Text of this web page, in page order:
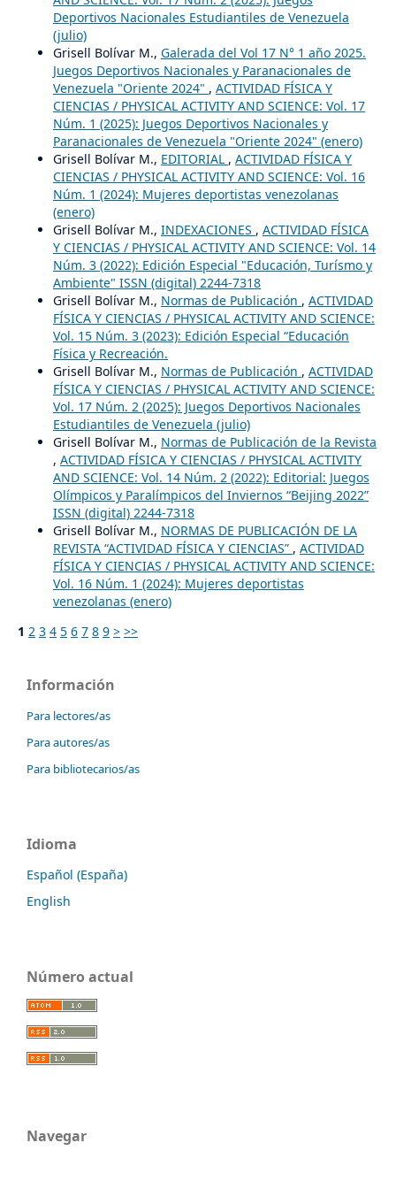
Deportivos Nacionales Estudiantiles de Venezuela
(julio)
Grisell Bolívar M., Galerada del Vol 17 N° 1 año 2025.
Juegos Deportivos Nacionales y Paranacionales de
Venezuela "Oriente 2024" , ACTIVIDAD FÍSICA Y
CIENCIAS / PHYSICAL ACTIVITY AND SCIENCE: Vol. 17
Núm. 1 (2025): Juegos Deportivos Nacionales y
Paranacionales de Venezuela "Oriente 2024" (enero)
Grisell Bolívar M., EDITORIAL , ACTIVIDAD FÍSICA Y
CIENCIAS / PHYSICAL ACTIVITY AND SCIENCE: Vol. 16
Núm. 1 (2024): Mujeres deportistas venezolanas
(enero)
Grisell Bolívar M., INDEXACIONES , ACTIVIDAD FÍSICA
Y CIENCIAS / PHYSICAL ACTIVITY AND SCIENCE: Vol. 14
Núm. 3 (2022): Edición Especial "Educación, Turísmo y
Ambiente" ISSN (digital) 2244-7318
Grisell Bolívar M., Normas de Publicación , ACTIVIDAD
FÍSICA Y CIENCIAS / PHYSICAL ACTIVITY AND SCIENCE:
Vol. 15 Núm. 3 (2023): Edición Especial “Educación
Física y Recreación.
Grisell Bolívar M., Normas de Publicación , ACTIVIDAD
FÍSICA Y CIENCIAS / PHYSICAL ACTIVITY AND SCIENCE:
Vol. 17 Núm. 2 (2025): Juegos Deportivos Nacionales
Estudiantiles de Venezuela (julio)
Grisell Bolívar M., Normas de Publicación de la Revista
, ACTIVIDAD FÍSICA Y CIENCIAS / PHYSICAL ACTIVITY
AND SCIENCE: Vol. 14 Núm. 2 (2022): Editorial: Juegos
Olímpicos y Paralímpicos del Inviernos “Beijing 2022”
ISSN (digital) 2244-7318
Grisell Bolívar M., NORMAS DE PUBLICACIÓN DE LA
REVISTA “ACTIVIDAD FÍSICA Y CIENCIAS” , ACTIVIDAD
FÍSICA Y CIENCIAS / PHYSICAL ACTIVITY AND SCIENCE:
Vol. 16 Núm. 1 (2024): Mujeres deportistas
venezolanas (enero)
1 2 3 4 5 6 7 8 9 > >>
Información
Para lectores/as
Para autores/as
Para bibliotecarios/as
Idioma
Español (España)
English
Número actual
Navegar